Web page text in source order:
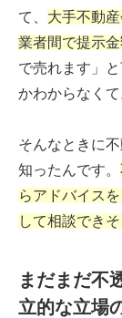
て、 大手不動
業者間で提示
で売れます」
かわからなくて
そんなときに
知ったんです。
らアドバイス
して相談できそ
まだまだ不
立的な立場